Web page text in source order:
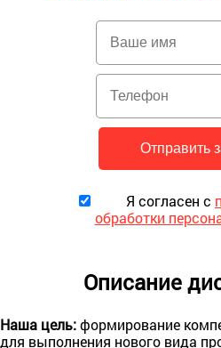
Я согласен с
обработки
Описание
Наша цель:формирование
для выполнения нового вида